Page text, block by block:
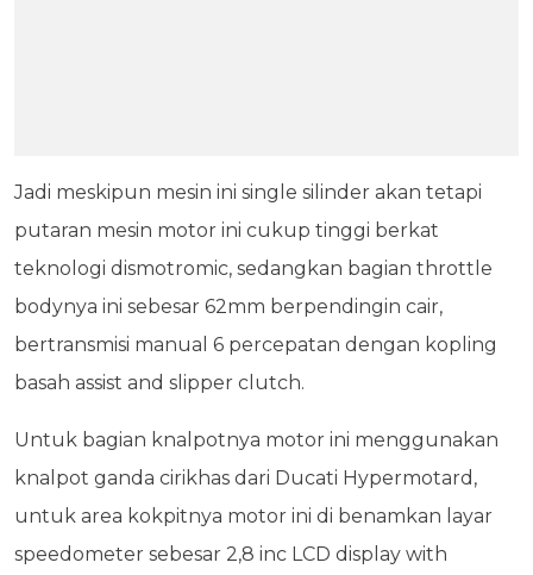
Jadi meskipun mesin ini single silinder akan tetapi
putaran mesin motor ini cukup tinggi berkat
teknologi dismotromic, sedangkan bagian throttle
bodynya ini sebesar 62mm berpendingin cair,
bertransmisi manual 6 percepatan dengan kopling
basah assist and slipper clutch.
Untuk bagian knalpotnya motor ini menggunakan
knalpot ganda cirikhas dari Ducati Hypermotard,
untuk area kokpitnya motor ini di benamkan layar
speedometer sebesar 2,8 inc LCD display with